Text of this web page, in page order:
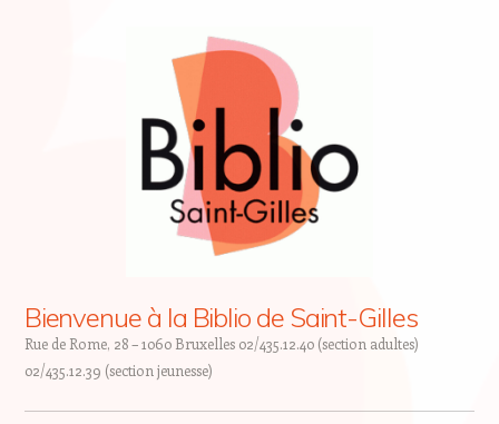
Bienvenue à la Biblio de Saint-Gilles
Rue de Rome, 28 – 1060 Bruxelles 02/435.12.40 (section adultes)
02/435.12.39 (section jeunesse)